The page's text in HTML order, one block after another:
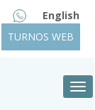
English
TURNOS WEB